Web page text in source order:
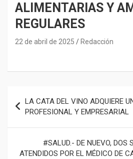
ALIMENTARIAS Y
REGULARES
22 de abril de 2025 Redacción
de
entradas
LA CATA DEL VINO ADQUIERE
PROFESIONAL Y EMPRESARIAL
#SALUD.- DE NUEVO, DOS
ATENDIDOS POR EL MÉDICO DE